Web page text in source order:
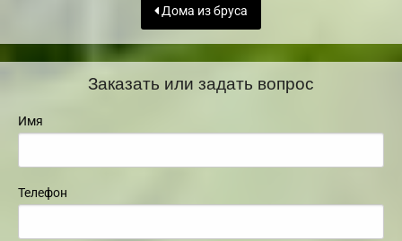
Дома из бруса
Заказать или задать вопрос
Имя
Телефон